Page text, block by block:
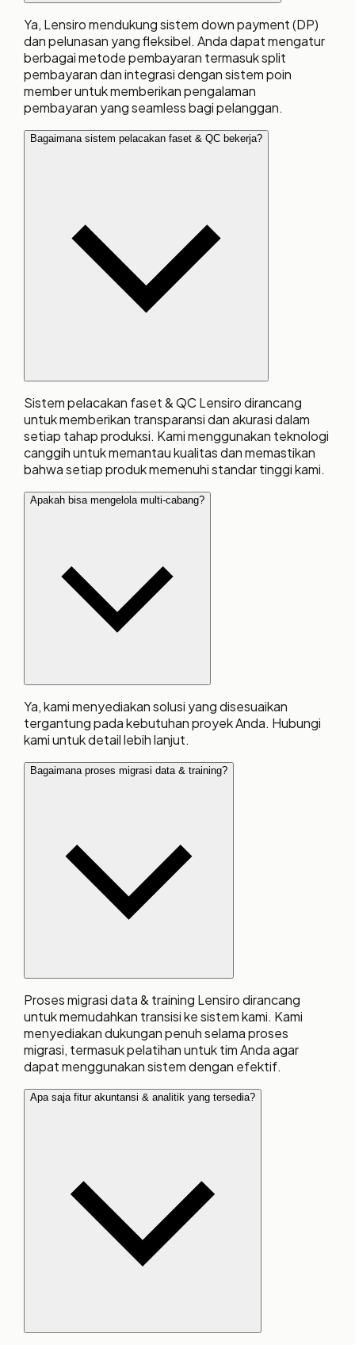
Ya, Lensiro mendukung sistem down payment (DP)
dan pelunasan yang fleksibel. Anda dapat mengatur
berbagai metode pembayaran termasuk split
pembayaran dan integrasi dengan sistem poin
member untuk memberikan pengalaman
pembayaran yang seamless bagi pelanggan.
Bagaimana sistem pelacakan faset & QC bekerja?
Sistem pelacakan faset & QC Lensiro dirancang
untuk memberikan transparansi dan akurasi dalam
setiap tahap produksi. Kami menggunakan teknologi
canggih untuk memantau kualitas dan memastikan
bahwa setiap produk memenuhi standar tinggi kami.
Apakah bisa mengelola multi-cabang?
Ya, kami menyediakan solusi yang disesuaikan
tergantung pada kebutuhan proyek Anda. Hubungi
kami untuk detail lebih lanjut.
Bagaimana proses migrasi data & training?
Proses migrasi data & training Lensiro dirancang
untuk memudahkan transisi ke sistem kami. Kami
menyediakan dukungan penuh selama proses
migrasi, termasuk pelatihan untuk tim Anda agar
dapat menggunakan sistem dengan efektif.
Apa saja fitur akuntansi & analitik yang tersedia?